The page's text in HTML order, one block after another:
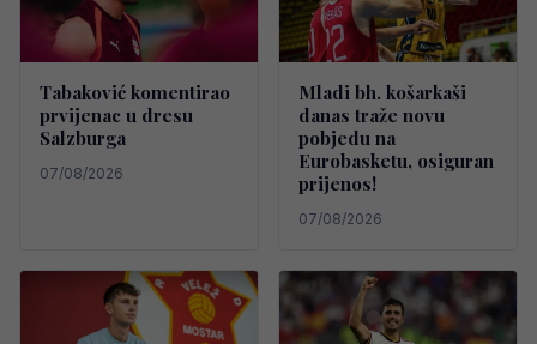
Tabaković komentirao
prvijenac u dresu
Salzburga
07/08/2026
Mladi bh. košarkaši
danas traže novu
pobjedu na
Eurobasketu, osiguran
prijenos!
07/08/2026